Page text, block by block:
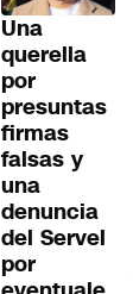
Una
querella
por
presuntas
firmas
falsas y
una
denuncia
del Servel
por